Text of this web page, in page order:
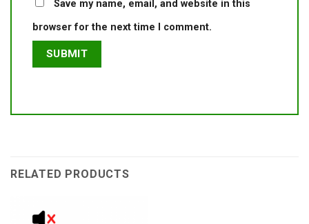
Save my name, email, and website in this
browser for the next time I comment.
RELATED PRODUCTS